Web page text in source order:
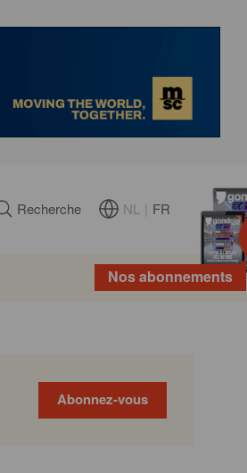
Recherche NL FR
Nos abonnements
Abonnez-vous